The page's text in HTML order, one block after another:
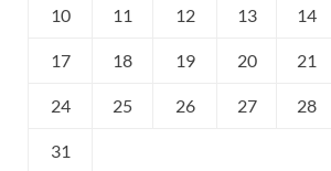
10 11 12 13 14
17 18 19 20 21
24 25 26 27 28
31